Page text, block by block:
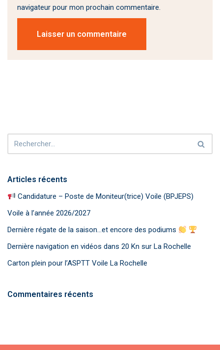
navigateur pour mon prochain commentaire.
Articles récents
Candidature – Poste de Moniteur(trice) Voile (BPJEPS)
Voile à l’année 2026/2027
Dernière régate de la saison…et encore des podiums
Dernière navigation en vidéos dans 20 Kn sur La Rochelle
Carton plein pour l’ASPTT Voile La Rochelle
Commentaires récents